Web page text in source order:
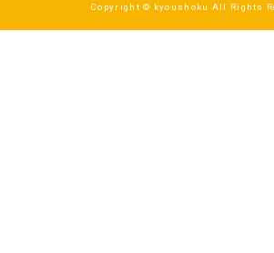
Copyright © kyoushoku All Rights